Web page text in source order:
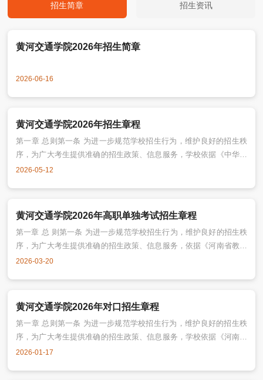
招生简章 招生资讯
黄河交通学院2026年招生简章
2026-06-16
黄河交通学院2026年招生章程
第一章 总则第一条 为进一步规范学校招生行为，维护良好的招生秩
序，为广大考生提供准确的招生政策、信息服务，学校依据《中华人
民共和国教育法》《中华人民共和国高等教育法》和教育部有关规
平、公开、公正、严格程序、择优录取、接受监督”的原则，接受纪检
监察部门、新闻媒体、考生及家长的监
2026-05-12
黄河交通学院2026年高职单独考试招生章程
第一章 总 则第一条 为进一步规范学校招生行为，维护良好的招生秩
序，为广大考生提供准确的招生政策、信息服务，依据《河南省教育
厅关于做好2026年高等职业教育单独考试招生和技能拔尖人才免试入
单独考试招生（以下简称“高职单招”）工作。 第三条 学校高职单招工
作遵循“公开程序、
2026-03-20
黄河交通学院2026年对口招生章程
第一章 总则第一条 为进一步规范学校招生行为，维护良好的招生秩
序，为广大考生提供准确的招生政策、信息服务，学校依据《河南省
教育厅关于做好2026 年普通高等学校对口招收中等职业学校毕业生
2026-01-17